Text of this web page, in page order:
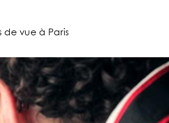
de vue à Paris